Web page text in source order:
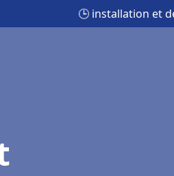
🕒 installation et